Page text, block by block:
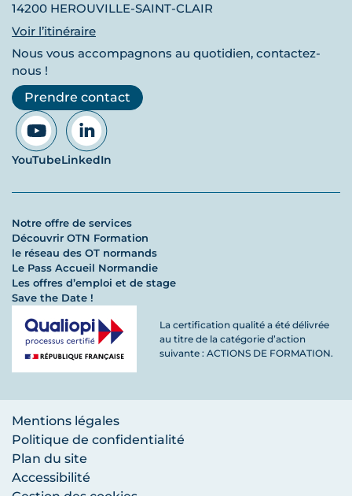
14200 HEROUVILLE-SAINT-CLAIR
Voir l’itinéraire
Nous vous accompagnons au quotidien, contactez-
nous !
Prendre contact
YouTubeLinkedIn
Notre offre de services
Découvrir OTN Formation
le réseau des OT normands
Le Pass Accueil Normandie
Les offres d’emploi et de stage
Save the Date !
La certification qualité a été délivrée
au titre de la catégorie d’action
suivante : ACTIONS DE FORMATION.
Mentions légales
Politique de confidentialité
Plan du site
Accessibilité